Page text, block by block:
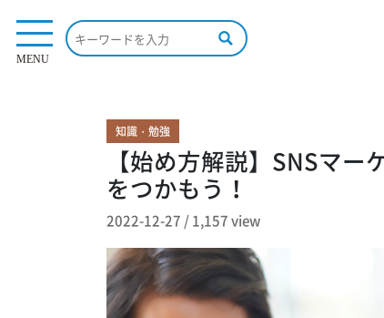
MENU
知識・勉強
【始め方解説】SNSマ
をつかもう！
2022-12-27 /1,157 view